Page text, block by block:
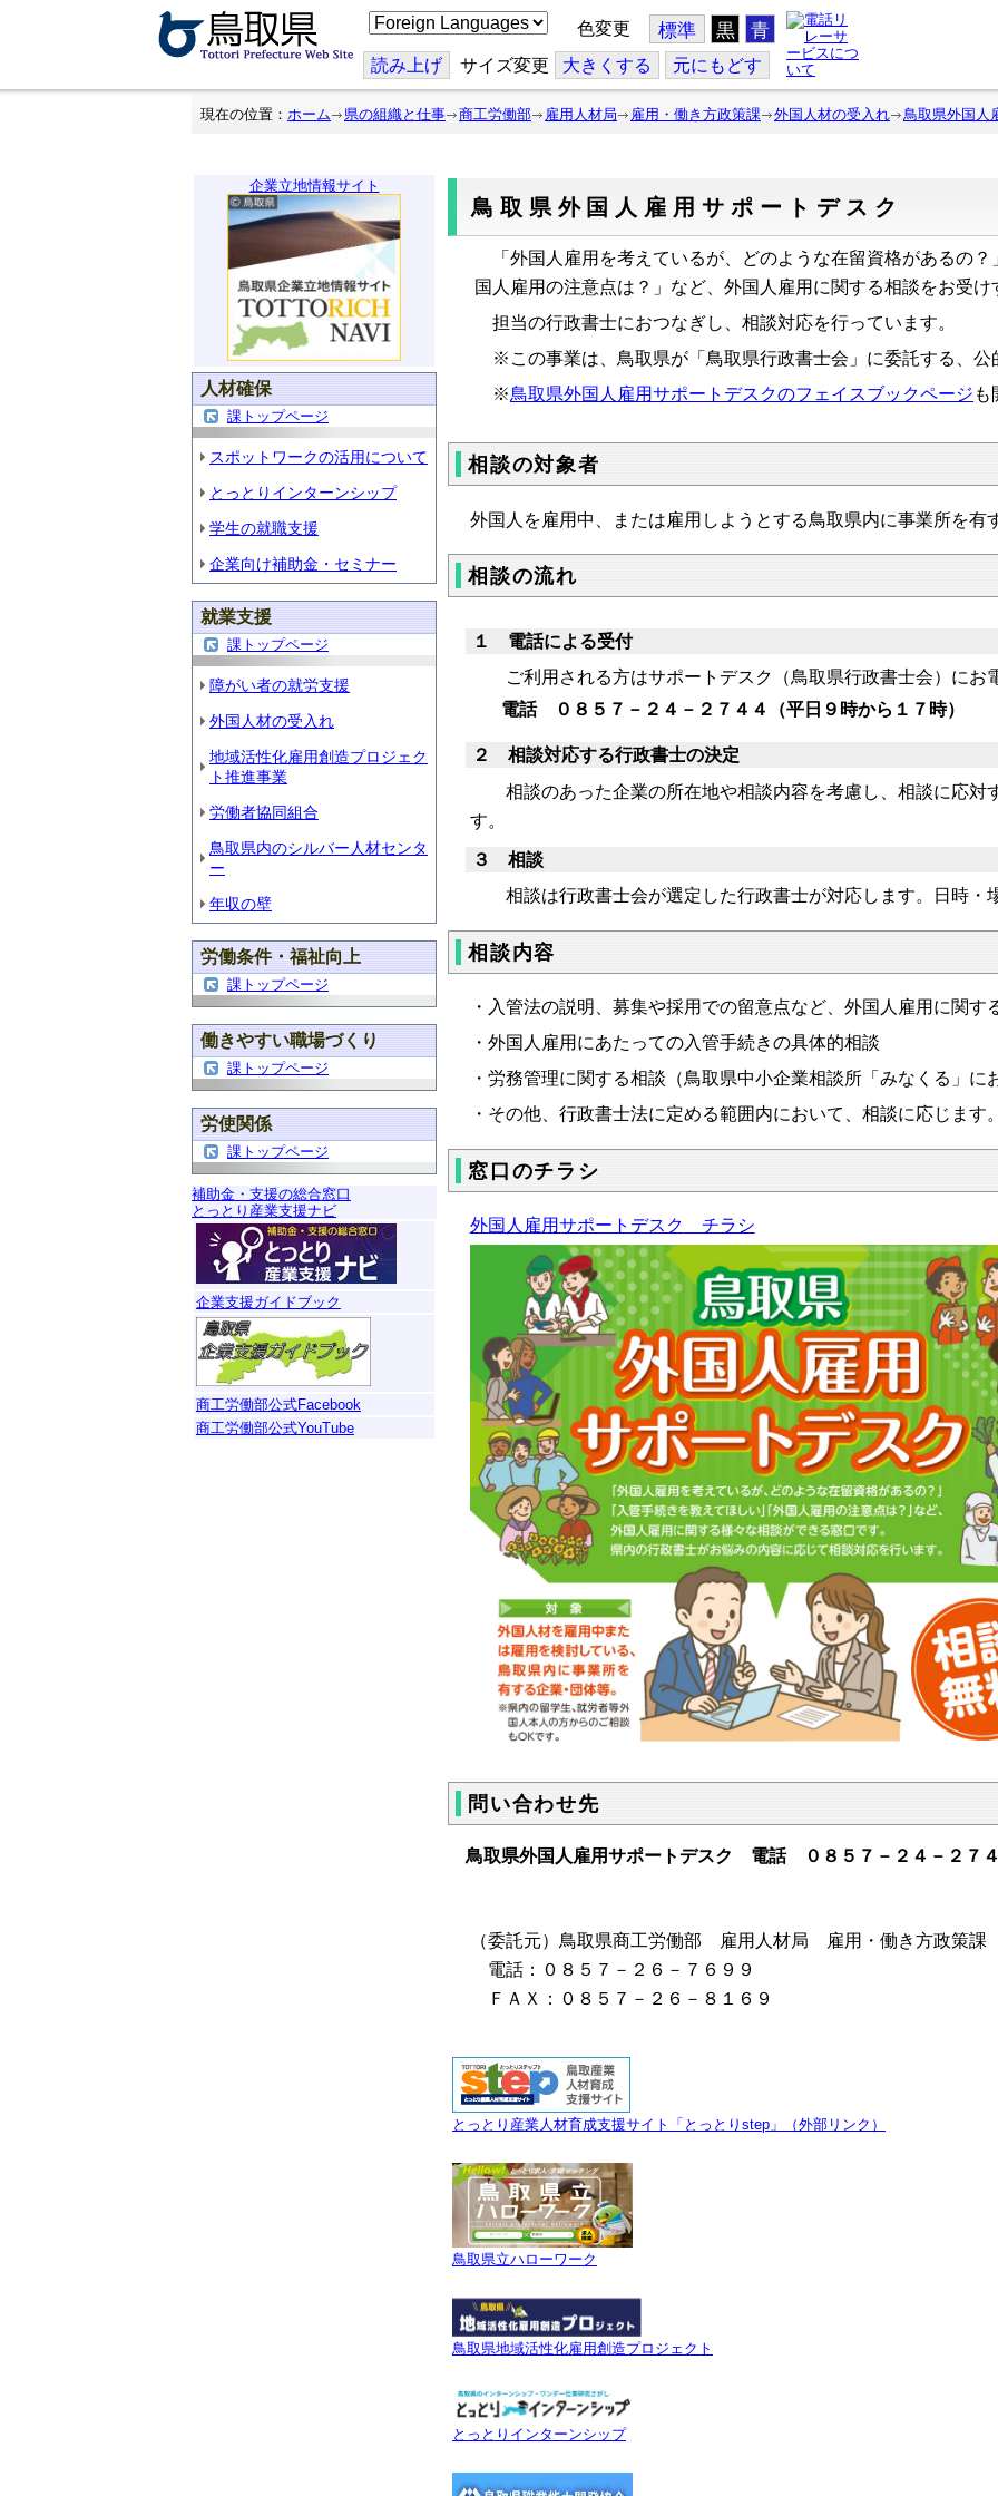
こ
の
ジ
を
翻
色変更 標準 黒 青
読み上げ サイズ変更 大きくする 元にもどす
現在の位置： ホーム 県の組織と仕事 商工労働部 雇用人材局 雇用・働き方政策課 外国人材の受入れ 鳥取県外国人
企業立地情報サイト
人材確保
課トップページ
スポットワークの活用について
とっとりインターンシップ
学生の就職支援
企業向け補助金・セミナー
就業支援
課トップページ
障がい者の就労支援
外国人材の受入れ
地域活性化雇用創造プロジェク
ト推進事業
労働者協同組合
鳥取県内のシルバー人材センタ
ー
年収の壁
労働条件・福祉向上
課トップページ
働きやすい職場づくり
課トップページ
労使関係
課トップページ
補助金・支援の総合窓口
とっとり産業支援ナビ
企業支援ガイドブック
商工労働部公式Facebook
商工労働部公式YouTube
鳥取県外国人雇用サポートデスク
「外国人雇用を考えているが、どのような在留資格があるの
国人雇用の注意点は？」など、外国人雇用に関する相談をお受
担当の行政書士におつなぎし、相談対応を行っています。
※この事業は、鳥取県が「鳥取県行政書士会」に委託する、公
※鳥取県外国人雇用サポートデスクのフェイスブックページ も
相談の対象者
外国人を雇用中、または雇用しようとする鳥取県内に事業所を有
相談の流れ
１ 電話による受付
ご利用される方はサポートデスク（鳥取県行政書士会）に
電話 ０８５７－２４－２７４４（平日９時から１７時）
２ 相談対応する行政書士の決定
相談のあった企業の所在地や相談内容を考慮し、相談に応対
す。
３ 相談
相談は行政書士会が選定した行政書士が対応します。日時・
相談内容
・入管法の説明、募集や採用での留意点など、外国人雇用に関す
・外国人雇用にあたっての入管手続きの具体的相談
・労務管理に関する相談（鳥取県中小企業相談所「みなくる」に
・その他、行政書士法に定める範囲内において、相談に応じます
窓口のチラシ
外国人雇用サポートデスク チラシ
問い合わせ先
鳥取県外国人雇用サポートデスク 電話 ０８５７－２４－２７
（委託元）鳥取県商工労働部 雇用人材局 雇用・働き方政策課
電話：０８５７－２６－７６９９
ＦＡＸ：０８５７－２６－８１６９
とっとり産業人材育成支援サイト「とっとりstep」（外部リンク）
鳥取県立ハローワーク
鳥取県地域活性化雇用創造プロジェクト
とっとりインターンシップ